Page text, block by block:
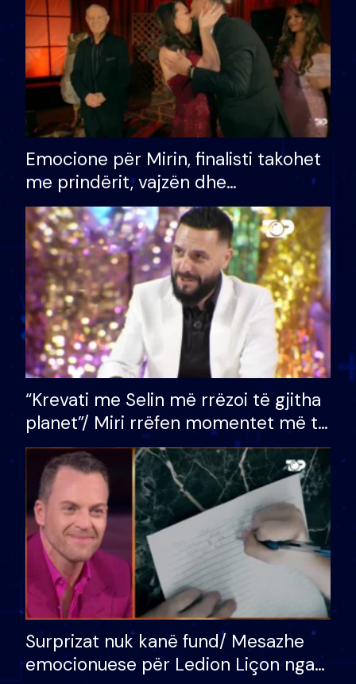
Emocione për Mirin, finalisti takohet
me prindërit, vajzën dhe
bashkëshorten: S’kemi ndonjë letër
divorci apo jo?
“Krevati me Selin më rrëzoi të gjitha
planet”/ Miri rrëfen momentet më të
bukura në shtëpinë e BB VIP: Do më
mungojë zilja e mëngjesit kur…
Surprizat nuk kanë fund/ Mesazhe
emocionuese për Ledion Liçon nga